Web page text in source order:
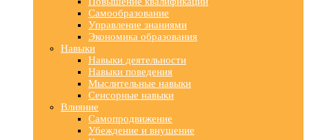
Самообразование
Управление знаниями
Экономика образования
Навыки
Навыки деятельности
Навыки поведения
Мыслительные навыки
Сенсорные навыки
Влияние
Самопродвижение
Убеждение и внушение